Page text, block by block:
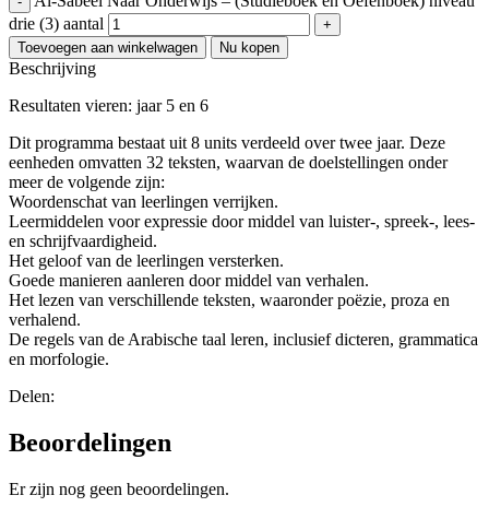
drie (3) aantal
Toevoegen aan winkelwagen Nu kopen
Beschrijving
Resultaten vieren: jaar 5 en 6
Dit programma bestaat uit 8 units verdeeld over twee jaar. Deze
eenheden omvatten 32 teksten, waarvan de doelstellingen onder
meer de volgende zijn:
Woordenschat van leerlingen verrijken.
Leermiddelen voor expressie door middel van luister-, spreek-, lees-
en schrijfvaardigheid.
Het geloof van de leerlingen versterken.
Goede manieren aanleren door middel van verhalen.
Het lezen van verschillende teksten, waaronder poëzie, proza en
verhalend.
De regels van de Arabische taal leren, inclusief dicteren, grammatica
en morfologie.
Delen:
Beoordelingen
Er zijn nog geen beoordelingen.